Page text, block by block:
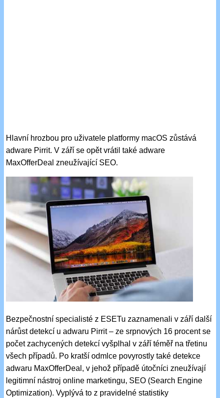
Hlavní hrozbou pro uživatele platformy macOS zůstává
adware Pirrit. V září se opět vrátil také adware
MaxOfferDeal zneužívající SEO.
Bezpečnostní specialisté z ESETu zaznamenali v září další
nárůst detekcí u adwaru Pirrit – ze srpnových 16 procent se
počet zachycených detekcí vyšplhal v září téměř na třetinu
všech případů. Po kratší odmlce povyrostly také detekce
adwaru MaxOfferDeal, v jehož případě útočníci zneužívají
legitimní nástroj online marketingu, SEO (Search Engine
Optimization). Vyplývá to z pravidelné statistiky